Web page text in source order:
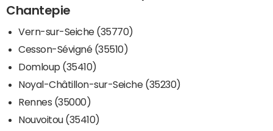
Chantepie
Vern-sur-Seiche (35770)
Cesson-Sévigné (35510)
Domloup (35410)
Noyal-Châtillon-sur-Seiche (35230)
Rennes (35000)
Nouvoitou (35410)